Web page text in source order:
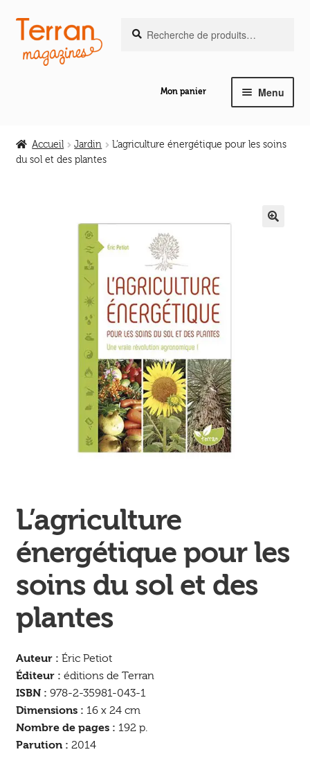
Aller
la
Aller
au
contenu
pour :
Mon panier Menu
le
enfant
Les ouvrages
Ouvrir
Accueil Jardin
L’agriculture énergétique pour les soins
du sol et des plantes
L’agriculture
énergétique pour les
soins du sol et des
plantes
Auteur : Éric Petiot
Éditeur : éditions de Terran
ISBN : 978-2-35981-043-1
Dimensions : 16 x 24 cm
Nombre de pages : 192 p.
Parution : 2014